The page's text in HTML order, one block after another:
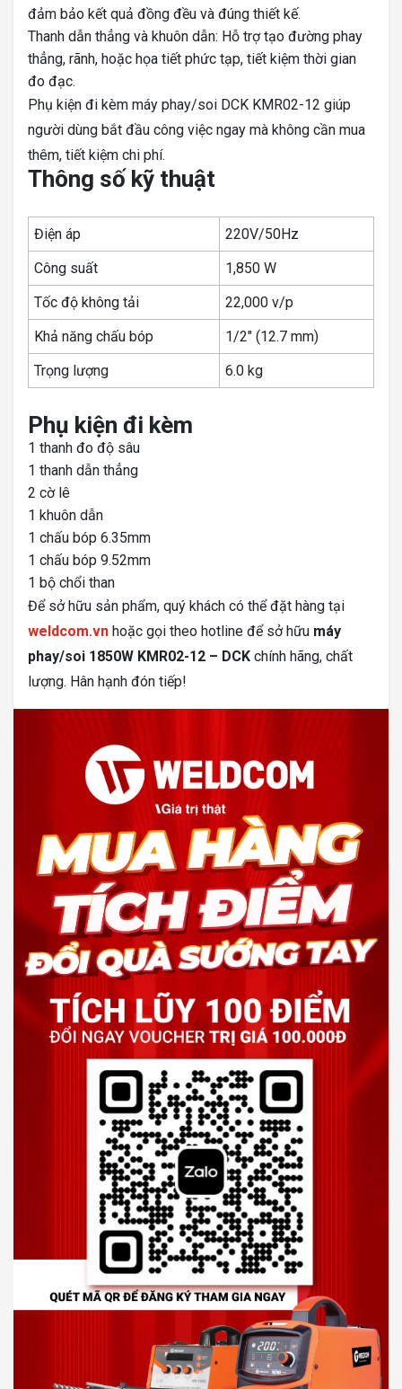
đảm bảo kết quả đồng đều và đúng thiết kế.
Thanh dẫn thẳng và khuôn dẫn: Hỗ trợ tạo đường phay
thẳng, rãnh, hoặc họa tiết phức tạp, tiết kiệm thời gian
đo đạc.
Phụ kiện đi kèm máy phay/soi DCK KMR02-12 giúp
người dùng bắt đầu công việc ngay mà không cần mua
thêm, tiết kiệm chi phí.
Thông số kỹ thuật
Điện áp
220V/50Hz
Công suất
1,850 W
Tốc độ không tải
22,000 v/p
Khả năng chấu bóp
1/2″ (12.7 mm)
Trọng lượng
6.0 kg
Phụ kiện đi kèm
1 thanh đo độ sâu
1 thanh dẫn thẳng
2 cờ lê
1 khuôn dẫn
1 chấu bóp 6.35mm
1 chấu bóp 9.52mm
1 bộ chổi than
Để sở hữu sản phẩm, quý khách có thể đặt hàng tại
weldcom.vn hoặc gọi theo hotline để sở hữu máy
phay/soi 1850W KMR02-12 – DCK chính hãng, chất
lượng. Hân hạnh đón tiếp!